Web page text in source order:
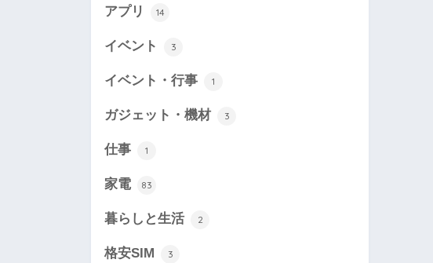
アプリ 14
イベント 3
イベント・行事 1
ガジェット・機材 3
仕事 1
家電 83
暮らしと生活 2
格安SIM 3